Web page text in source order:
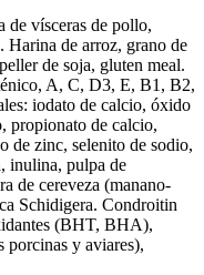
vísceras de pollo,
Harina de arroz, grano de
de soja, gluten meal.
A, C, D3, E, B1, B2,
iodato de calcio, óxido
propionato de calcio,
de zinc, selenito de sodio,
inulina, pulpa de
de cereveza (manano-
Schidigera. Condroitin
(BHT, BHA),
porcinas y aviares),